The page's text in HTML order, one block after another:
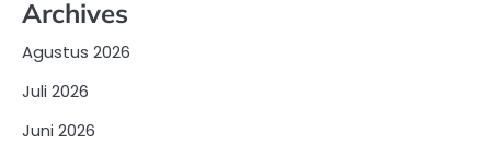
Archives
Agustus 2026
Juli 2026
Juni 2026